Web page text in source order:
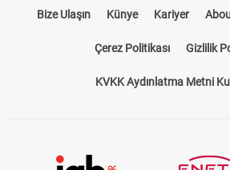
Bize Ulaşın Künye Kariyer
Çerez Politikası Gizlilik
KVKK Aydınlatma Metni